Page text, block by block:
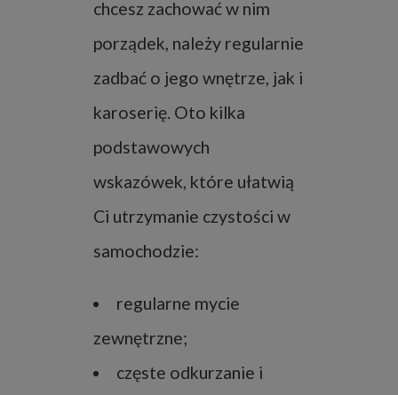
chcesz zachować w nim
porządek, należy regularnie
zadbać o jego wnętrze, jak i
karoserię. Oto kilka
podstawowych
wskazówek, które ułatwią
Ci utrzymanie czystości w
samochodzie:
regularne mycie
zewnętrzne;
częste odkurzanie i